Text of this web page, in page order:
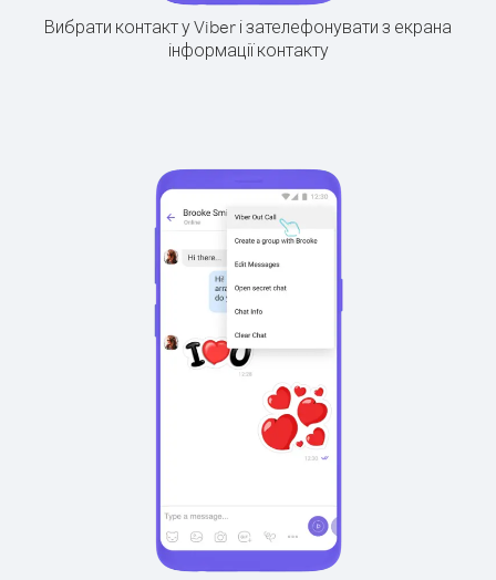
Вибрати контакт у Viber і зателефонувати з екрана
інформації контакту